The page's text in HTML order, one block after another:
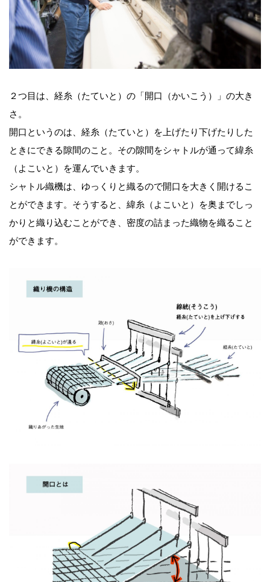
２つ目は、経糸（たていと）の「開口（かいこう）」の大き
さ。
開口というのは、経糸（たていと）を上げたり下げたりした
ときにできる隙間のこと。その隙間をシャトルが通って緯糸
（よこいと）を運んでいきます。
シャトル織機は、ゆっくりと織るので開口を大きく開けるこ
とができます。そうすると、緯糸（よこいと）を奥までしっ
かりと織り込むことができ、密度の詰まった織物を織ること
ができます。